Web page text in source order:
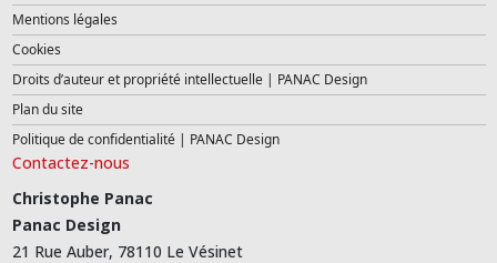
Mentions légales
Cookies
Droits d’auteur et propriété intellectuelle | PANAC Design
Plan du site
Politique de confidentialité | PANAC Design
Contactez-nous
Christophe Panac
Panac Design
21 Rue Auber, 78110 Le Vésinet